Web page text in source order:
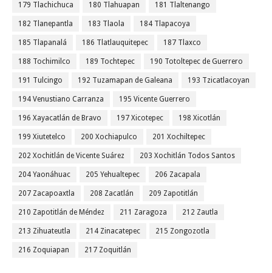
179 Tlachichuca 180 Tlahuapan 181 Tlaltenango
182 Tlanepantla 183 Tlaola 184 Tlapacoya
185 Tlapanalá 186 Tlatlauquitepec 187 Tlaxco
188 Tochimilco 189 Tochtepec 190 Totoltepec de Guerrero
191 Tulcingo 192 Tuzamapan de Galeana 193 Tzicatlacoyan
194 Venustiano Carranza 195 Vicente Guerrero
196 Xayacatlán de Bravo 197 Xicotepec 198 Xicotlán
199 Xiutetelco 200 Xochiapulco 201 Xochiltepec
202 Xochitlán de Vicente Suárez 203 Xochitlán Todos Santos
204 Yaonáhuac 205 Yehualtepec 206 Zacapala
207 Zacapoaxtla 208 Zacatlán 209 Zapotitlán
210 Zapotitlán de Méndez 211 Zaragoza 212 Zautla
213 Zihuateutla 214 Zinacatepec 215 Zongozotla
216 Zoquiapan 217 Zoquitlán